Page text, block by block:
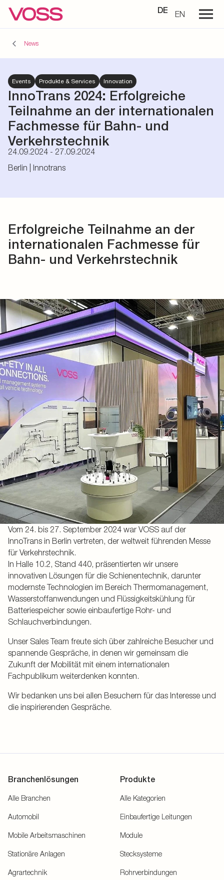
DE EN
News
Events Produkte & Services Innovation
InnoTrans 2024: Erfolgreiche
Teilnahme an der internationalen
Fachmesse für Bahn- und
Verkehrstechnik
24.09.2024 - 27.09.2024
Berlin | Innotrans
Erfolgreiche Teilnahme an der
internationalen Fachmesse für
Bahn- und Verkehrstechnik
Vom 24. bis 27. September 2024 war VOSS auf der
InnoTrans in Berlin vertreten, der weltweit führenden Messe
für Verkehrstechnik.
In Halle 10.2, Stand 440, präsentierten wir unsere
innovativen Lösungen für die Schienentechnik, darunter
modernste Technologien im Bereich Thermomanagement,
Wasserstoffanwendungen und Flüssigkeitskühlung für
Batteriespeicher sowie einbaufertige Rohr- und
Schlauchverbindungen.
Unser Sales Team freute sich über zahlreiche Besucher und
spannende Gespräche, in denen wir gemeinsam die
Zukunft der Mobilität mit einem internationalen
Fachpublikum weiterdenken konnten.
Wir bedanken uns bei allen Besuchern für das Interesse und
die inspirierenden Gespräche.
Branchenlösungen
Alle Branchen
Automobil
Mobile Arbeitsmaschinen
Stationäre Anlagen
Agrartechnik
Produkte
Alle Kategorien
Einbaufertige Leitungen
Module
Stecksysteme
Rohrverbindungen